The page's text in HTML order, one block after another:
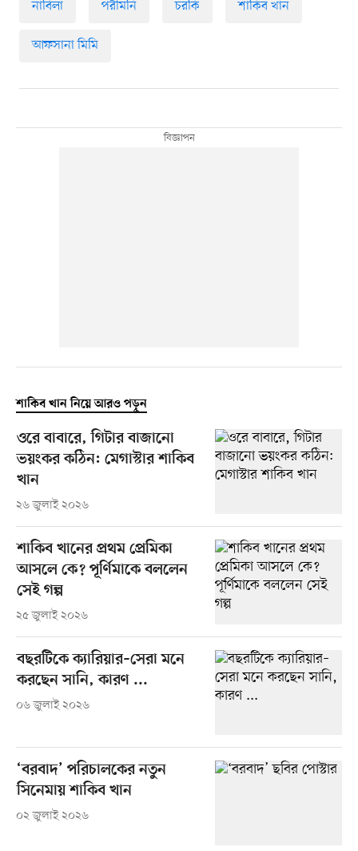
নাবিলা পরীমনি চরকি শাকিব খান
আফসানা মিমি
শাকিব খান নিয়ে আরও পড়ুন
ওরে বাবারে, গিটার বাজানো
ভয়ংকর কঠিন: মেগাস্টার শাকিব
খান
২৬ জুলাই ২০২৬
শাকিব খানের প্রথম প্রেমিকা
আসলে কে? পূর্ণিমাকে বললেন
সেই গল্প
২৫ জুলাই ২০২৬
বছরটিকে ক্যারিয়ার–সেরা মনে
করছেন সানি, কারণ ...
০৬ জুলাই ২০২৬
‘বরবাদ’ পরিচালকের নতুন
সিনেমায় শাকিব খান
০২ জুলাই ২০২৬